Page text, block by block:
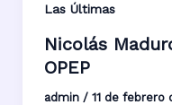
Las Últimas
Nicolás
OPEP
admin / 11 de febrero